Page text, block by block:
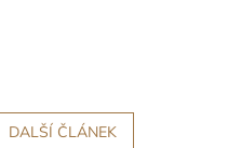
DALŠÍ ČLÁNEK